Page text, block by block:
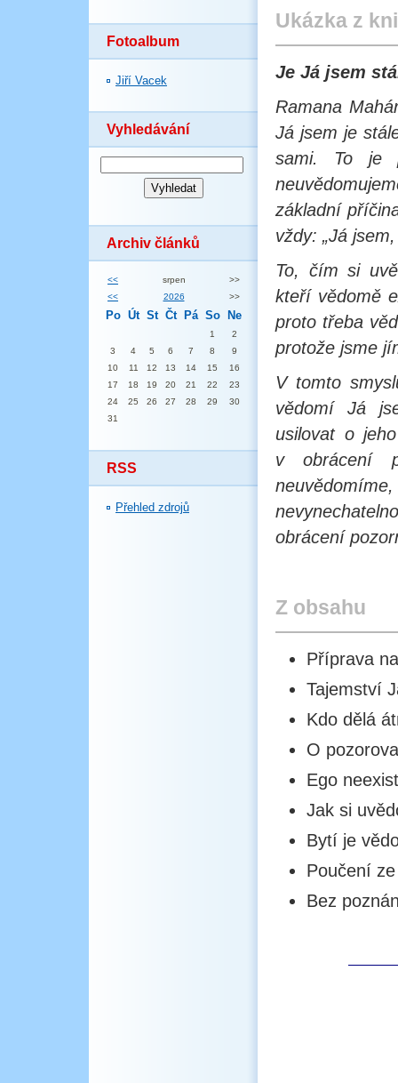
Fotoalbum
Jiří Vacek
Vyhledávání
Archiv článků
<< srpen
>>
<<
2026 >>
Po Út St Čt Pá So Ne
1
2
3
4 5 6 7 8
9
10
11 12 13 14 15
16
17
18 19 20 21 22
23
24
25 26 27 28 29
30
31
RSS
Přehled zdrojů
Ukázka z
Je Já jsem
Ramana
Já jsem je
sami. To je
základní
vždy: „Já
To, čím si
kteří vědomě
proto třeba
protože jsme
V tomto
vědomí Já
usilovat o
v obrácení
obrácení
Z obsahu
Příprava
Tajemství
Kdo dělá
O
Ego
Jak si
Bytí je
Poučení
Bez